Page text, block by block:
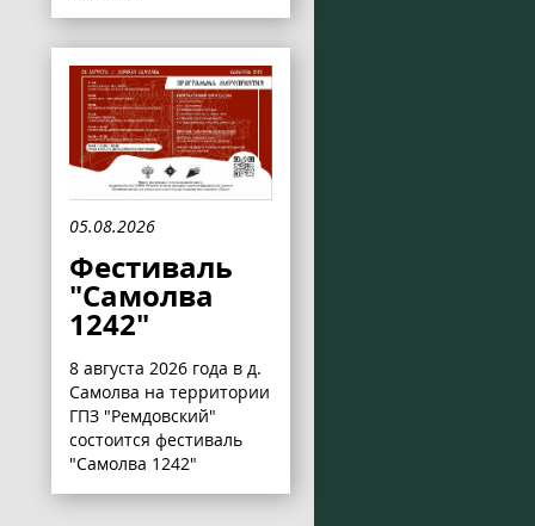
05.08.2026
Фестиваль
"Самолва
1242"
8 августа 2026 года в д.
Самолва на территории
ГПЗ "Ремдовский"
состоится фестиваль
"Самолва 1242"